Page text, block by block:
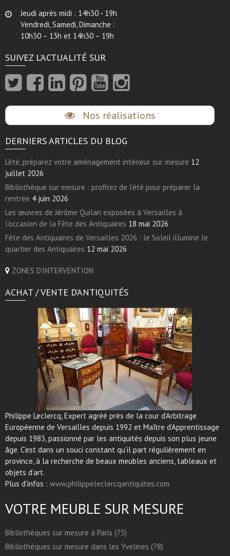
Jeudi après midi : 14h30 - 19h
Vendredi, Samedi, Dimanche :
10h30 – 13h et 14h30 – 19h
SUIVEZ L’ACTUALITÉ SUR
Nos réalisations
DERNIERS ARTICLES DU BLOG
L’été, préparez votre aménagement intérieur sur mesure 12
juillet 2026
Bibliothèque sur mesure : profitez de l’été pour préparer la
rentrée 4 juin 2026
Les œuvres de Jérôme Quilan exposées à Versailles à
l’occasion de la Fête des Antiquaires 18 mai 2026
Fête des Antiquaires de Versailles 2026 : le Soleil illumine le
quartier des Antiquaires 12 mai 2026
ZONES D'INTERVENTION
ACHAT / VENTE D’ANTIQUITÉS
Philippe Leclercq, Expert agréé près de la cour d’Arbitrage
Européenne de Versailles depuis 1992 et Maître d’Apprentissage
depuis 1983, passionné par les antiquités depuis son plus jeune
âge. C’est dans un souci constant qu’il part régulièrement en
province, à la recherche de beaux meubles anciens, tableaux et
objets d’art.
Plus d'infos : www.philippeleclercqantiquites.com
VOTRE MEUBLE SUR MESURE
Bibliothèques sur mesure à Paris (75)
Bibliothèques sur mesure dans les Yvelines (78)